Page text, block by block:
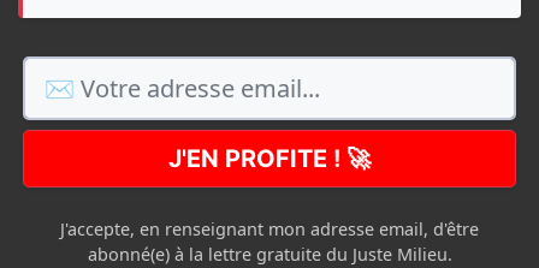
J'EN PROFITE ! 🚀
J'accepte, en renseignant mon adresse email, d'être
abonné(e) à la lettre gratuite du Juste Milieu.